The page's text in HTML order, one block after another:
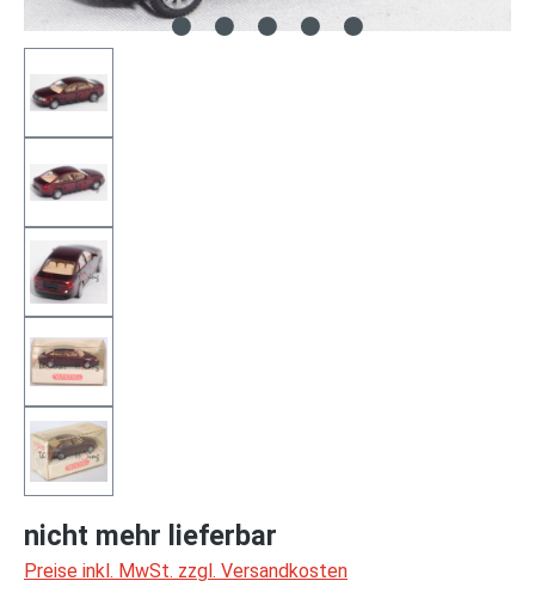
nicht mehr lieferbar
Preise inkl. MwSt. zzgl. Versandkosten